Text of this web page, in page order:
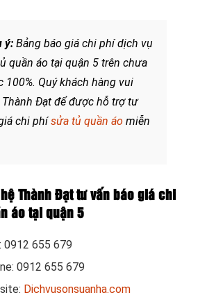
ý: Bảng báo giá chi phí dịch vụ
quần áo tại quận 5 trên chưa
100%. Quý khách hàng vui
Đạt để được hỗ trợ tư
chi phísửa tủ quần áo miễn
Thành Đạt tư vấn báo giá chi
áo tại quận 5
0912 655 679
0912 655 679
Dichvusonsuanha.com